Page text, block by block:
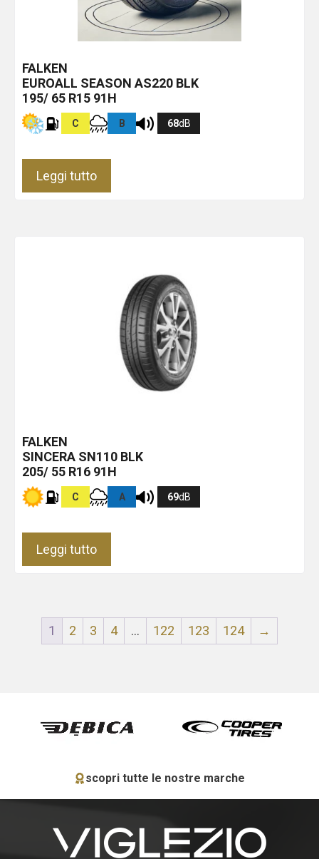
FALKEN
EUROALL SEASON AS220 BLK
195/ 65 R15 91H
C B 68dB
Leggi tutto
FALKEN
SINCERA SN110 BLK
205/ 55 R16 91H
C A 69dB
Leggi tutto
1 2 3 4 … 122 123 124 →
scopri tutte le nostre marche